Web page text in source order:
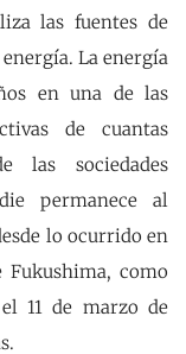
las fuentes de
La energía
en una de las
de cuantas
las sociedades
permanece al
lo ocurrido en
como
11 de marzo de